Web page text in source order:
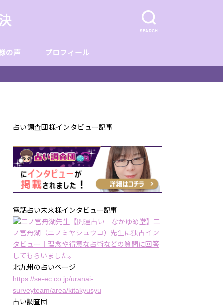
SEARCH
け方】
の声 プロフィール
占い調査団様インタビュー記事
電話占い未来様インタビュー記事
【開運占い なかゆめ堂】二
ノ宮舟湖（ニノミヤシュウコ）先生に独占イン
タビュー｜理念や得意な占術などの質問に回答
してもらいました。
北九州の占いページ
https://se-ec.co.jp/uranai-
surveyteam/area/kitakyusyu
占い調査団